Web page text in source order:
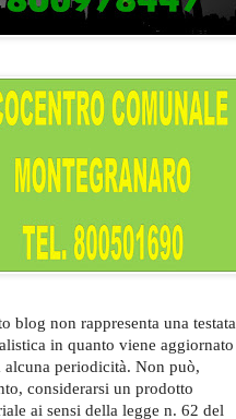
blog non rappresenta una testata
in quanto viene aggiornato
alcuna periodicità. Non può,
considerarsi un prodotto
ai sensi della legge n. 62 del